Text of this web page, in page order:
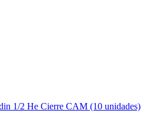
1/2 He Cierre CAM (10 unidades)